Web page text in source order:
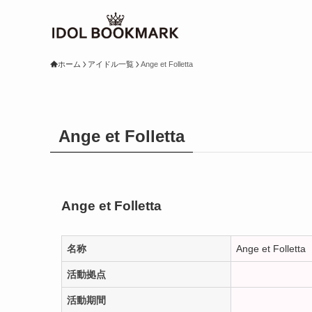
ホーム アイドル一覧 Ange et Folletta
Ange et Folletta
Ange et Folletta
名称 Ange et Folletta
活動拠点
活動期間